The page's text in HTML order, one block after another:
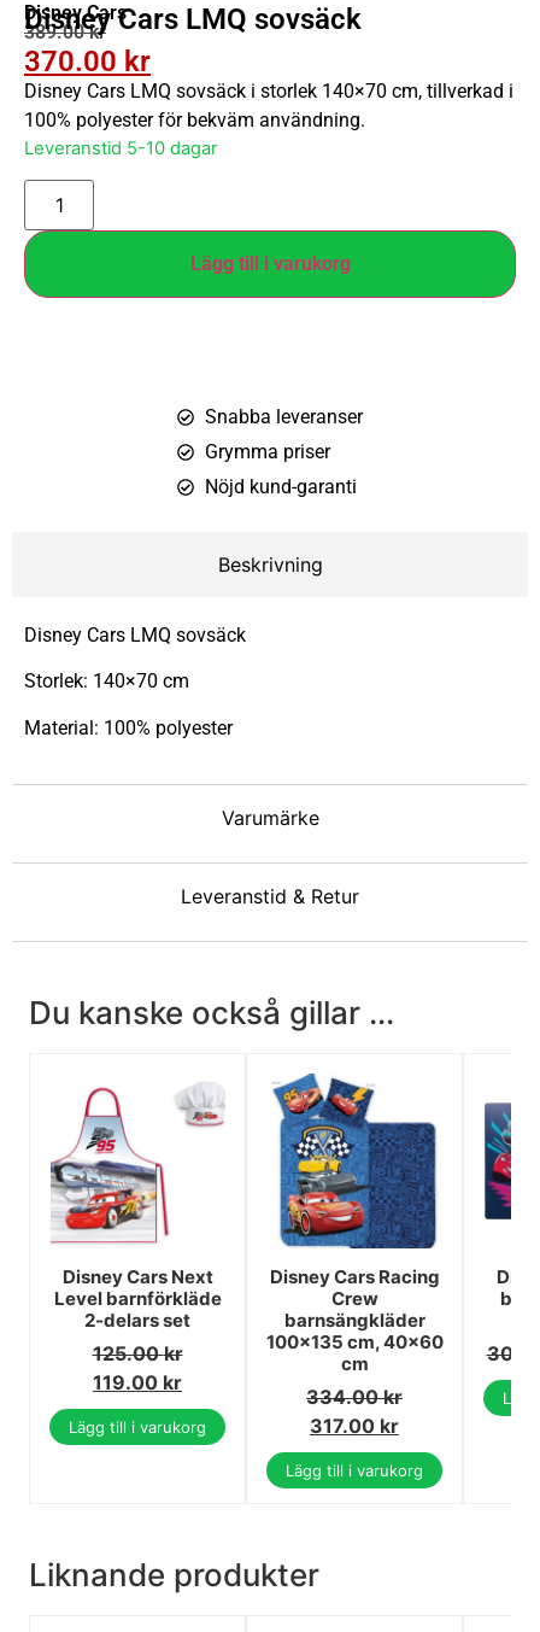
Disney Cars
Disney Cars LMQ sovsäck
389.00kr
370.00 kr
Disney Cars LMQ sovsäck i storlek 140×70 cm, tillverkad i
100% polyester för bekväm användning.
Leveranstid 5-10 dagar
Lägg till i varukorg
Snabba leveranser
Grymma priser
Nöjd kund-garanti
Beskrivning
Varumärke
Leveranstid & Retur
Disney Cars LMQ sovsäck
Storlek: 140×70 cm
Material: 100% polyester
Du kanske också gillar ...
Disney Cars Next
Level barnförkläde
2-delars set
125.00kr
119.00 kr
Lägg till i varukorg
Disney Cars Racing
Crew
barnsängkläder
100×135 cm, 40×60
cm
334.00kr
317.00 kr
Lägg till i varukorg
Liknande produkter